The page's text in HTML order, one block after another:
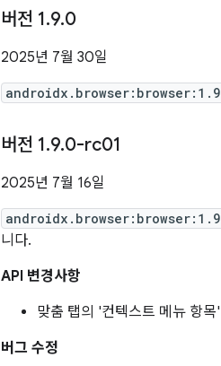
버전 1.9.0
2025년 7월 30일
버전 1.9.0-rc01
2025년 7월 16일
니다.
API 변경사항
맞춤 탭의 '컨텍스트 메뉴 항목
버그 수정